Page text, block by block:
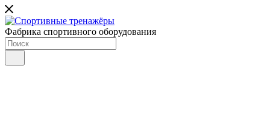
Фабрика спортивного оборудования